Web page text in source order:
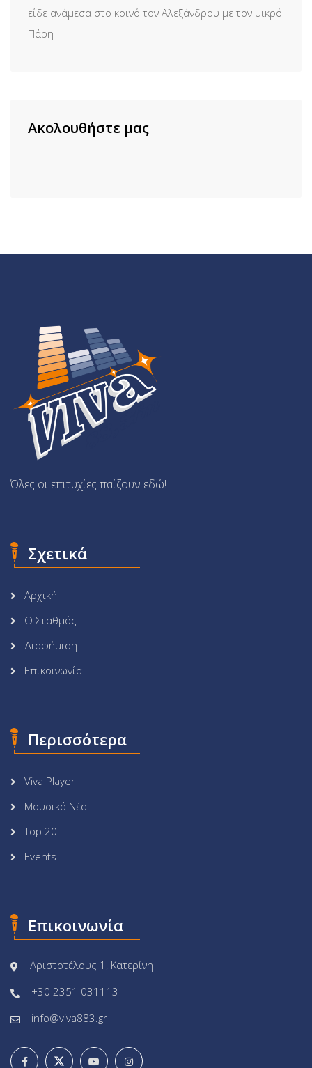
είδε ανάμεσα στο κοινό τον Αλεξάνδρου με τον μικρό
Πάρη
Ακολουθήστε μας
Όλες οι επιτυχίες παίζουν εδώ!
Σχετικά
Αρχική
Ο Σταθμός
Διαφήμιση
Επικοινωνία
Περισσότερα
Viva Player
Μουσικά Νέα
Top 20
Events
Επικοινωνία
Αριστοτέλους 1, Κατερίνη
+30 2351 031113
info@viva883.gr